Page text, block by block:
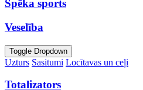
Spēka sports
Veselība
Toggle Dropdown
Uzturs Sasitumi Locītavas un ceļi
Totalizators